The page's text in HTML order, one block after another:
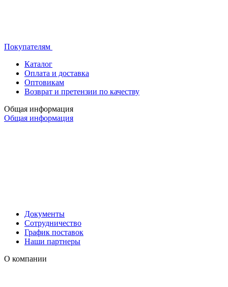
Покупателям
Каталог
Оплата и доставка
Оптовикам
Возврат и претензии по качеству
Общая информация
Общая информация
Документы
Сотрудничество
График поставок
Наши партнеры
О компании